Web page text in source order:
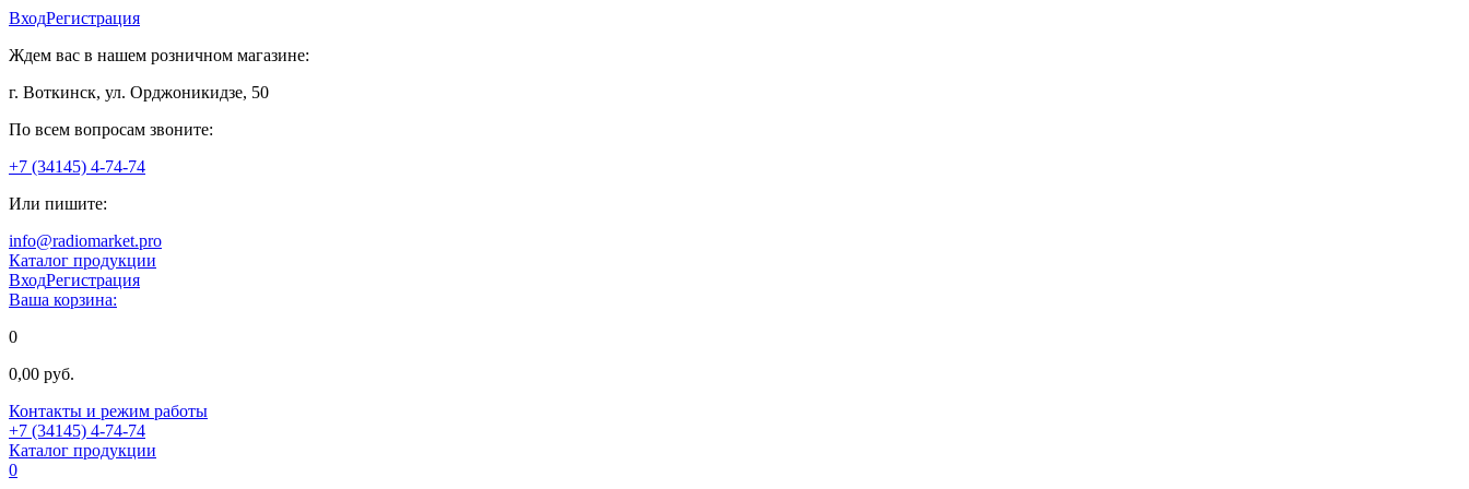
ВходРегистрация
Ждем вас в нашем розничном магазине:
г. Воткинск, ул. Орджоникидзе, 50
По всем вопросам звоните:
+7 (34145) 4-74-74
Или пишите:
info@radiomarket.pro
Каталог продукции
ВходРегистрация
Ваша корзина:
0
0,00 руб.
Контакты и режим работы
+7 (34145) 4-74-74
Каталог продукции
0